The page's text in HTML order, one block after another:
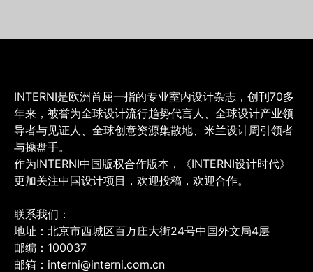
INTERNI是欧洲首屈一指的专业室内设计杂志，创刊70多
年来，被誉为全球设计流行趋势代言人、全球设计产业领
导者与见证人、全球创意资源集散地、米兰设计周引领者
与操盘手。
作为INTERNI中国版权合作版本，《INTERNI设计时代》
更加关注中国设计项目，欢迎投稿，欢迎合作。
联系我们：
地址：北京市西城区百万庄大街24号中国外文局4层
邮编：100037
邮箱：interni@interni.com.cn